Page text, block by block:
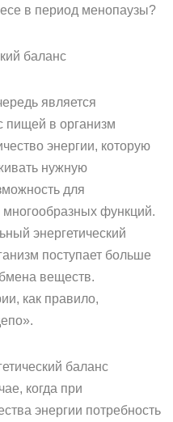
в период менопаузы?
баланс
является
пищей в организм
энергии, которую
нужную
для
функций.
энергетический
поступает больше
веществ.
как правило,
баланс
когда при
энергии потребность